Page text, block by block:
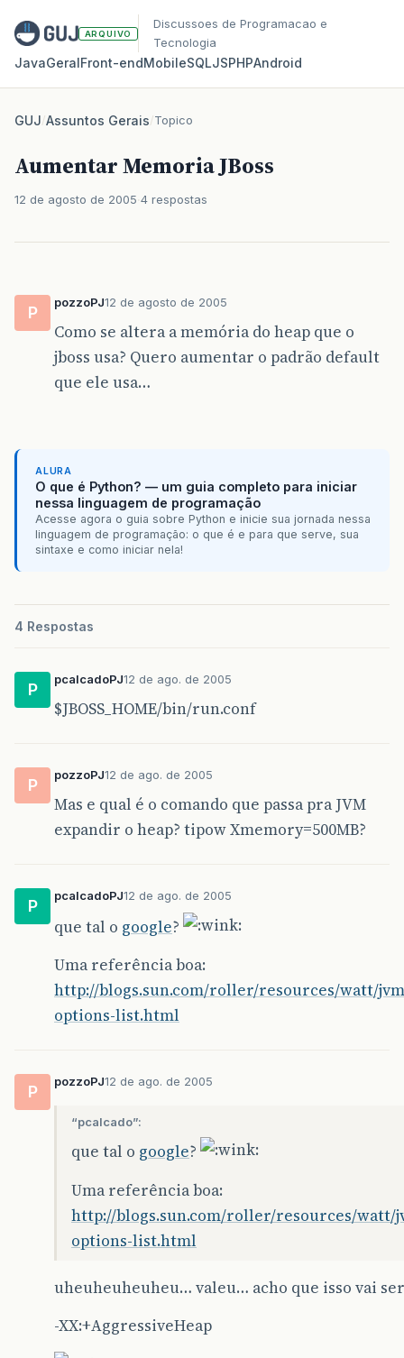
ARQUIVO
Discussoes de Programacao e
Tecnologia
JavaGeralFront‑endMobileSQLJSPHPAndroid
GUJ/Assuntos Gerais/Topico
Aumentar Memoria JBoss
12 de agosto de 2005 4 respostas
P
pozzoPJ12 de agosto de 2005
Como se altera a memória do heap que o
jboss usa? Quero aumentar o padrão default
que ele usa…
ALURA
O que é Python? — um guia completo para iniciar
nessa linguagem de programação
Acesse agora o guia sobre Python e inicie sua jornada nessa
linguagem de programação: o que é e para que serve, sua
sintaxe e como iniciar nela!
4 Respostas
P
pcalcadoPJ12 de ago. de 2005
$JBOSS_HOME/bin/run.conf
P
pozzoPJ12 de ago. de 2005
Mas e qual é o comando que passa pra JVM
expandir o heap? tipow Xmemory=500MB?
P
pcalcadoPJ12 de ago. de 2005
que tal o google?
Uma referência boa:
http://blogs.sun.com/roller/resources/watt/
options-list.html
P
pozzoPJ12 de ago. de 2005
“pcalcado”:
que tal o google?
Uma referência boa:
http://blogs.sun.com/roller/resources/watt/
options-list.html
uheuheuheuheu… valeu… acho que isso vai
-XX:+AggressiveHeap